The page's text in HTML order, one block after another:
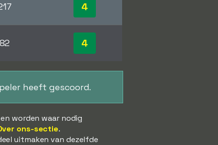
4
4
heeft gescoord.
worden waar nodig
ons-sectie.
uitmaken van dezelfde